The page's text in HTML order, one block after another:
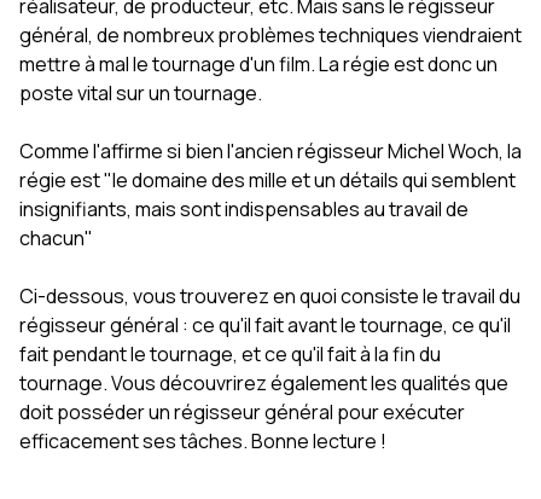
réalisateur, de producteur, etc. Mais sans le régisseur
général, de nombreux problèmes techniques viendraient
mettre à mal le tournage d'un film. La régie est donc un
poste vital sur un tournage.
Comme l'affirme si bien l'ancien régisseur Michel Woch, la
régie est "le domaine des mille et un détails qui semblent
insignifiants, mais sont indispensables au travail de
chacun"
Ci-dessous, vous trouverez en quoi consiste le travail du
régisseur général : ce qu'il fait avant le tournage, ce qu'il
fait pendant le tournage, et ce qu'il fait à la fin du
tournage. Vous découvrirez également les qualités que
doit posséder un régisseur général pour exécuter
efficacement ses tâches. Bonne lecture !